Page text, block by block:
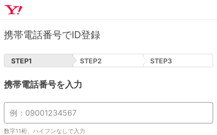
携帯電話番号でID登録
STEP1 STEP2 STEP3
携帯電話番号を入力
数字11桁、ハイフンなしで入力